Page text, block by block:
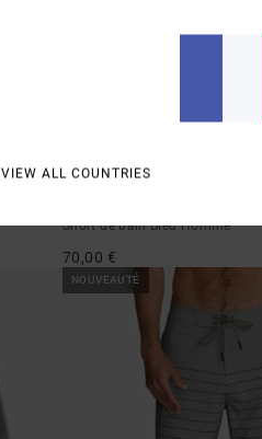
1
Short de bain Bleu Homme
70,00 €
NOUVEAUTÉ
VIEW ALL COUNTRIES